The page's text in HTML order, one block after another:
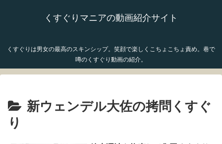
くすぐりマニアの動画紹介サイト
くすぐりは男女の最高のスキンシップ。笑顔で楽しくこちょこちょ責め。巷で
噂のくすぐり動画の紹介。
新ウェンデル大佐の拷問くすぐ
り